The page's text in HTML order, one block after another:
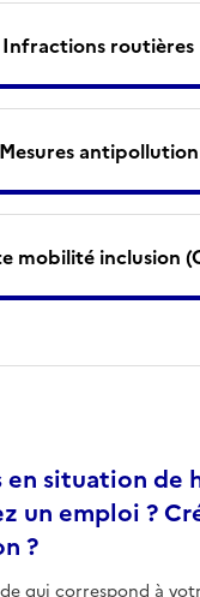
Infractions routières
Mesures antipollution
mobilité inclusion
en situation de
un emploi ?
?
qui correspond à